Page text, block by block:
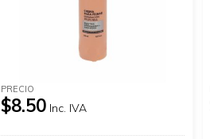
PRECIO
$8.50 Inc. IVA